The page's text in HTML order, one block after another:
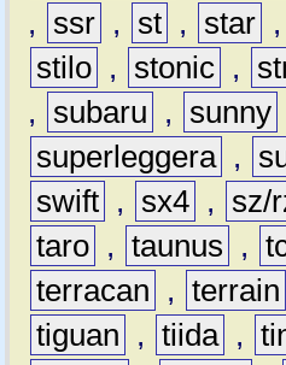
,
ssr , st , star ,
stilo , stonic ,
,
subaru , sunny
superleggera ,
swift , sx4 , sz/
taro , taunus ,
terracan
, terrain
tiguan
, tiida ,